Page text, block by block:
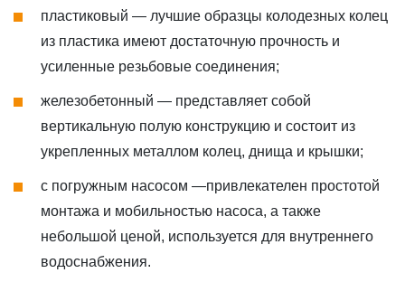
пластиковый — лучшие образцы колодезных колец
из пластика имеют достаточную прочность и
усиленные резьбовые соединения;
железобетонный — представляет собой
вертикальную полую конструкцию и состоит из
укрепленных металлом колец, днища и крышки;
с погружным насосом —привлекателен простотой
монтажа и мобильностью насоса, а также
небольшой ценой, используется для внутреннего
водоснабжения.